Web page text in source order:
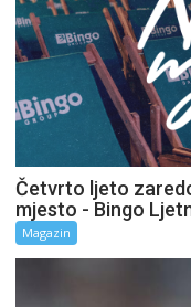
Četvrto ljeto
mjesto - Bingo
Magazin